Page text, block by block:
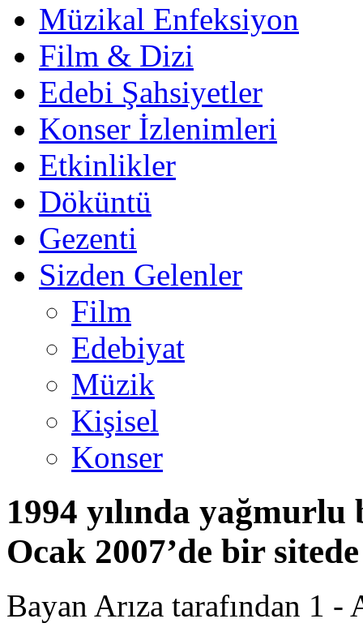
Müzikal Enfeksiyon
Film & Dizi
Edebi Şahsiyetler
Konser İzlenimleri
Etkinlikler
Döküntü
Gezenti
Sizden Gelenler
Film
Edebiyat
Müzik
Kişisel
Konser
1994 yılında yağmurlu
Ocak 2007’de bir
Bayan Arıza tarafından 1 -